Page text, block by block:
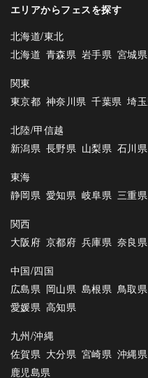
エリアからフェスを探す
北海道/東北
北海道 青森県 岩手県 宮城県
関東
東京都 神奈川県 千葉県 埼
北陸/甲信越
新潟県 長野県 山梨県 石川県
東海
静岡県 愛知県 岐阜県 三重県
関西
大阪府 京都府 兵庫県 奈良県
中国/四国
広島県 岡山県 島根県 鳥取県
愛媛県 高知県
九州/沖縄
佐賀県 大分県 宮崎県 沖縄県
鹿児島県